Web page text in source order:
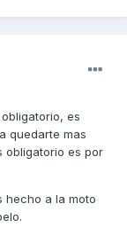
es
quedarte mas
obligatorio es por
hecho a la moto